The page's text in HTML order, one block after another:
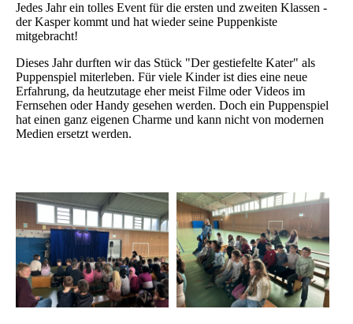
Jedes Jahr ein tolles Event für die ersten und zweiten Klassen -
der Kasper kommt und hat wieder seine Puppenkiste
mitgebracht!
Dieses Jahr durften wir das Stück "Der gestiefelte Kater" als
Puppenspiel miterleben. Für viele Kinder ist dies eine neue
Erfahrung, da heutzutage eher meist Filme oder Videos im
Fernsehen oder Handy gesehen werden. Doch ein Puppenspiel
hat einen ganz eigenen Charme und kann nicht von modernen
Medien ersetzt werden.